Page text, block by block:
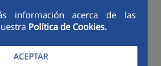
información acerca de las
Política de Cookies.
ACEPTAR
mecanismo,
requisitos